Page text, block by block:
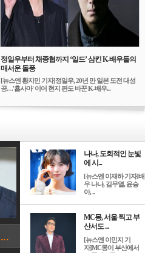
정일우부터 채종협까지 ‘일드’ 삼킨 K-배우들의
매서운 돌풍
[뉴스엔 황지민 기자]정일우, 20년 만 일본 도전 대성
공…'횹사마' 이어 현지 판도 바꾼 K-배우...
나나, 도회적인 눈빛
에 시...
[뉴스엔 이재하 기자]배
우 나나, 김무열, 윤승
아, ..
MC몽, 서울 찍고 부
산서도 ...
[뉴스엔 이민지 기
자]MC몽이 부산에서